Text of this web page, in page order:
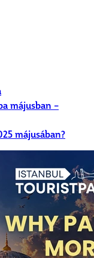
májusban –
májusában?